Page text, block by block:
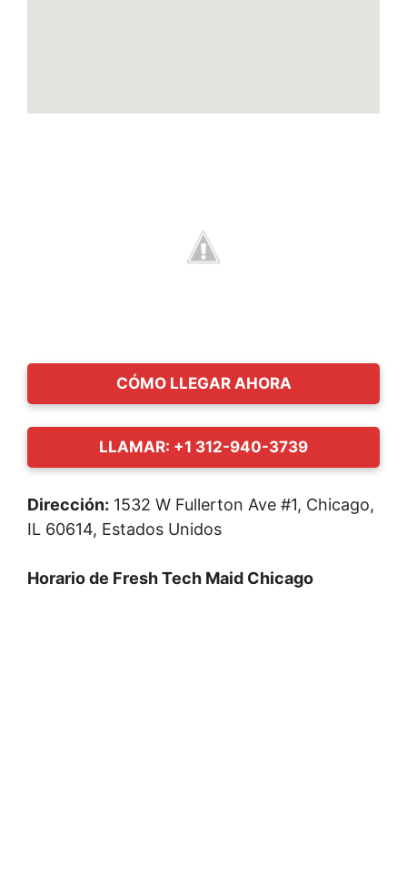
CÓMO LLEGAR AHORA
LLAMAR: +1 312-940-3739
Dirección: 1532 W Fullerton Ave #1, Chicago,
IL 60614, Estados Unidos
Horario de Fresh Tech Maid Chicago